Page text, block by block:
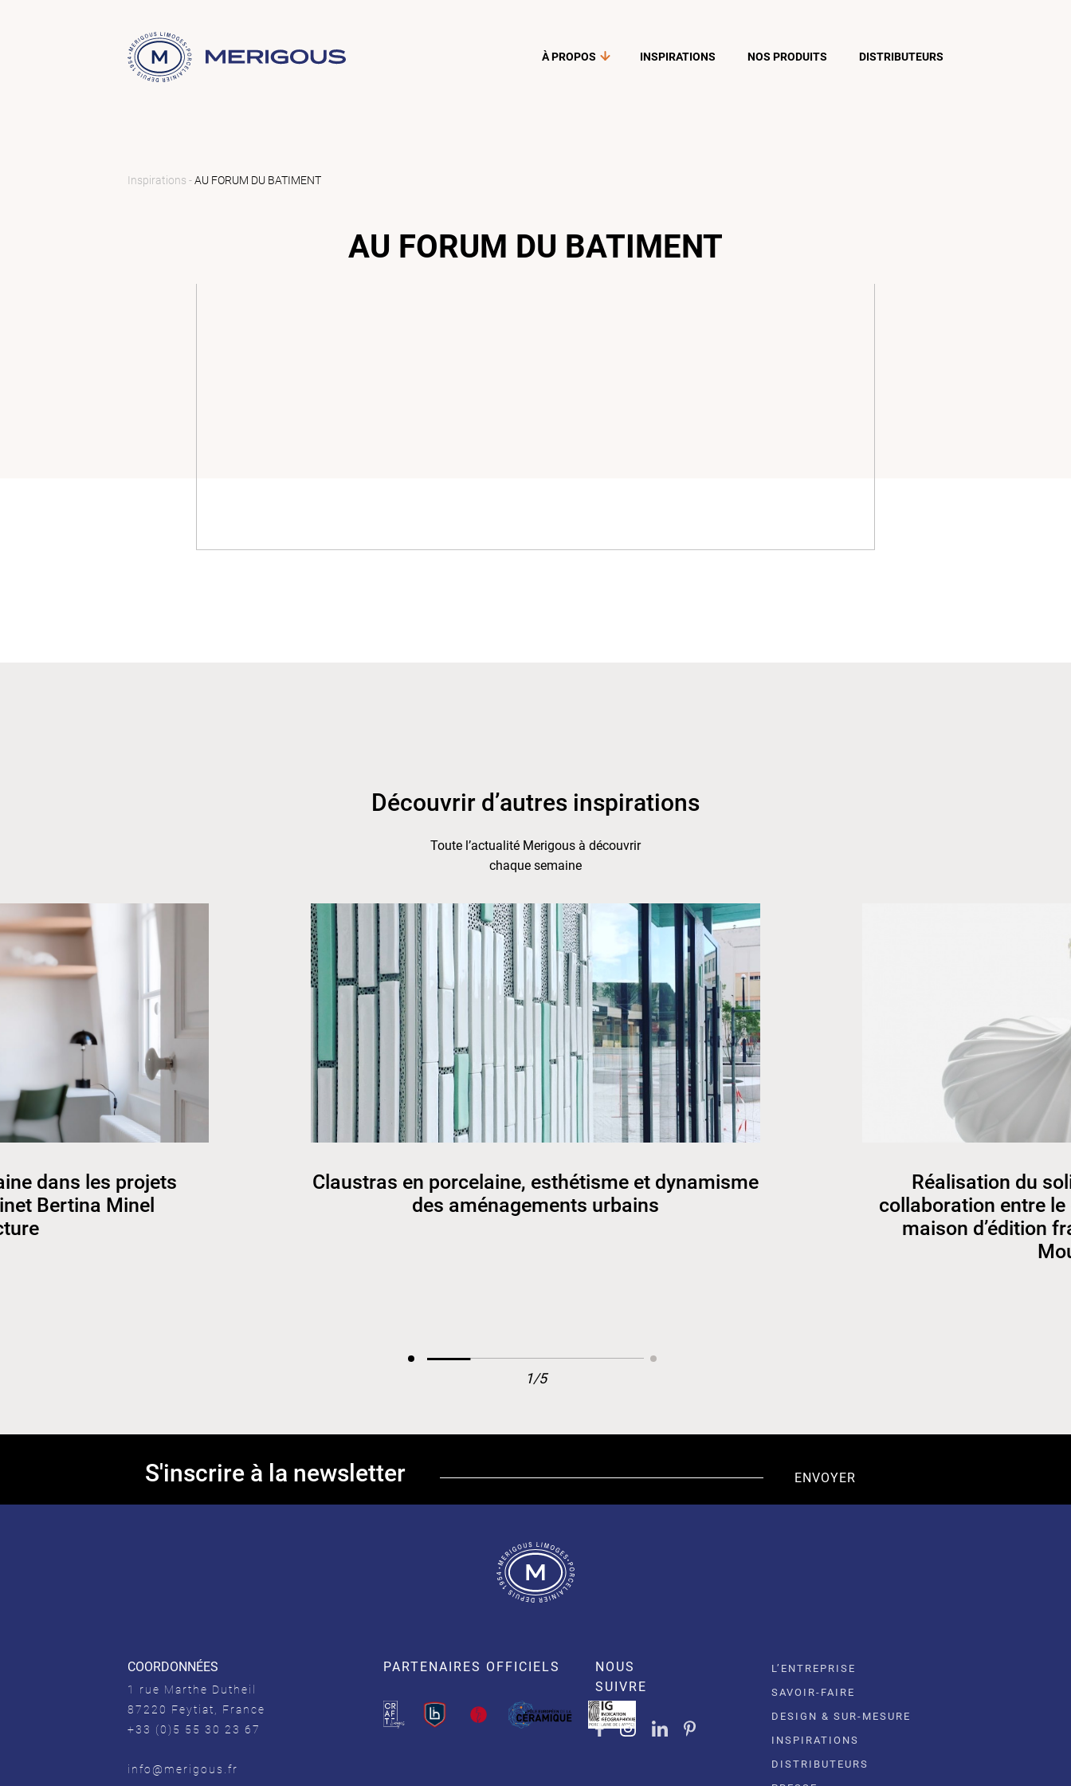
À PROPOS INSPIRATIONS NOS PRODUITS DISTRIBUTEURS
Inspirations -AU FORUM DU BATIMENT
AU FORUM DU BATIMENT
Découvrir d’autres inspirations
Toute l’actualité Merigous à découvrir
chaque semaine
dans les projets
Bertina Minel
Claustras en porcelaine, esthétisme et dynamisme
des aménagements urbains
Réalisation du
collaboration entre
maison d’édition
1/5
S'inscrire à la newsletter
COORDONNÉES
1 rue Marthe Dutheil
87220 Feytiat, France
+33 (0)5 55 30 23 67
info@merigous.fr
PARTENAIRES OFFICIELS
NOUS
SUIVRE
L’ENTREPRISE
SAVOIR-FAIRE
DESIGN & SUR-MESURE
INSPIRATIONS
DISTRIBUTEURS